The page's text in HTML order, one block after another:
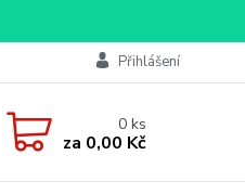
Přihlášení
0ks
za 0,00 Kč